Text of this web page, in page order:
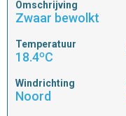
Omschrijving
Zwaar bewolkt
Temperatuur
18.4ºC
Windrichting
Noord